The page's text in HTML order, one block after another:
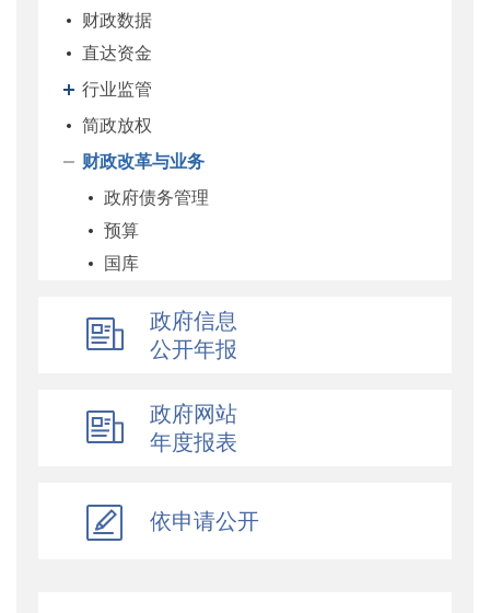
财政数据
直达资金
行业监管
简政放权
财政改革与业务
政府债务管理
预算
国库
科教和文化
农业农村
自然资源和生态环境
乡村振兴
政府信息
公开年报
政府网站
年度报表
依申请公开